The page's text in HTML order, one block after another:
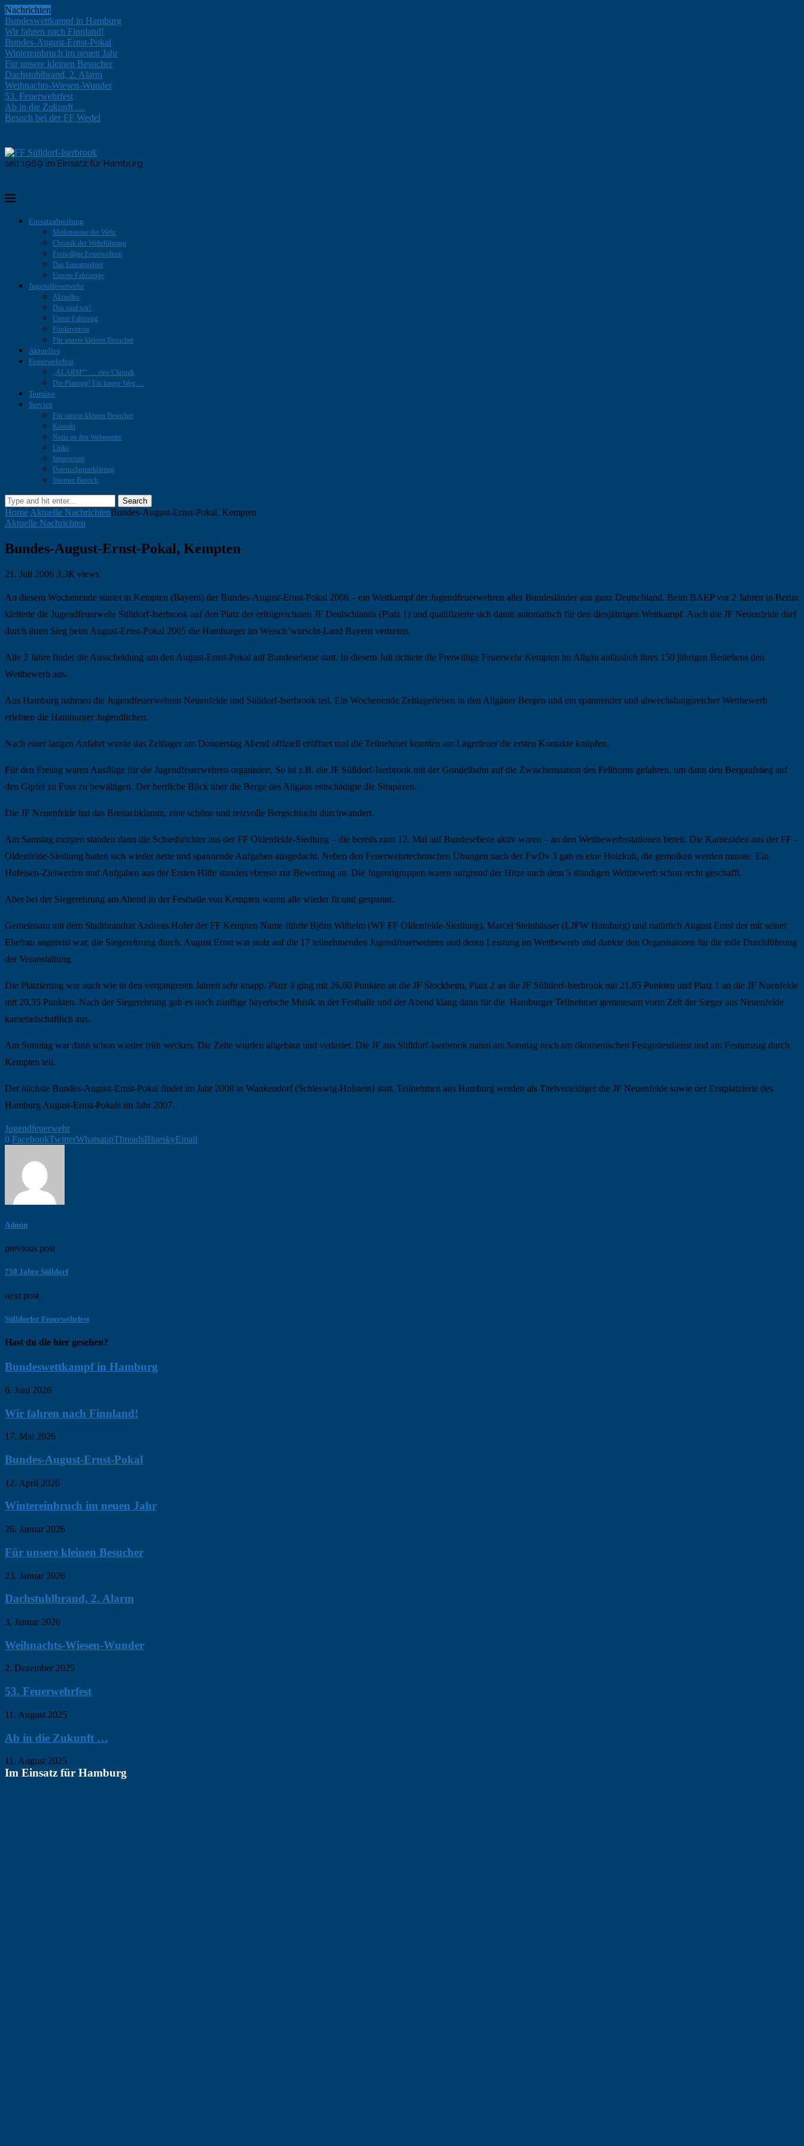
Nachrichten
Bundeswettkampf in Hamburg
Wir fahren nach Finnland!
Bundes-August-Ernst-Pokal
Wintereinbruch im neuen Jahr
Für unsere kleinen Besucher
Dachstuhlbrand, 2. Alarm
Weihnachts-Wiesen-Wunder
53. Feuerwehrfest
Ab in die Zukunft …
Besuch bei der FF Wedel
seit 1969 im Einsatz für Hamburg
Einsatzabteilung
Meilensteine der Wehr
Chronik der Wehrführung
Freiwillige Feuerwehren
Das Einsatzgebiet
Unsere Fahrzeuge
Jugendfeuerwehr
Aktuelles
Das sind wir!
Unser Fahrzeug
Förderverein
Für unsere kleinen Besucher
Aktuelles
Feuerwehrfest
„ALARM!“ … eine Chronik
Die Planung! Ein langer Weg …
Termine
Service
Für unsere kleinen Besucher
Kontakt
Notiz an den Webmaster
Links
Impressum
Datenschutzerklärung
Interner Bereich
Search
Home Aktuelle NachrichtenBundes-August-Ernst-Pokal, Kempten
Aktuelle Nachrichten
Bundes-August-Ernst-Pokal, Kempten
21. Juli 2006 3,3K views
An diesem Wochenende startet in Kempten (Bayern) der Bundes-August-Ernst-Pokal 2006 – ein Wettkampf der Jugendfeuerwehren aller Bundesländer aus ganz Deutschland. Beim BAEP vor 2 Jahren in Berlin
kletterte die Jugendfeuerwehr Sülldorf-Iserbrook auf den Platz der erfolgreichsten JF Deutschlands (Platz 1) und qualifizierte sich damit automatisch für den diesjährigen Wettkampf. Auch die JF Neuenfelde darf
durch ihren Sieg beim August-Ernst-Pokal 2005 die Hamburger im Weisch’wurscht-Land Bayern vertreten.
Alle 2 Jahre findet die Ausscheidung um den August-Ernst-Pokal auf Bundesebene statt. In diesem Juli richtete die Freiwillige Feuerwehr Kempten im Allgäu anlässlich ihres 150 jährigen Bestehens den
Wettbewerb aus.
Aus Hamburg nahmen die Jugendfeuerwehren Neuenfelde und Sülldorf-Iserbrook teil. Ein Wochenende Zeltlagerleben in den Allgäuer Bergen und ein spannender und abwechslungsreicher Wettbewerb
erlebten die Hamburger Jugendlichen.
Nach einer langen Anfahrt wurde das Zeltlager am Donnerstag Abend offiziell eröffnet und die Teilnehmer konnten am Lagerfeuer die ersten Kontakte knüpfen.
Für den Freitag waren Ausflüge für die Jugendfeuerwehren organisiert. So ist z.B. die JF Sülldorf-Iserbrook mit der Gondelbahn auf die Zwischenstation des Fellhorns gefahren, um dann den Bergaufstieg auf
den Gipfel zu Fuss zu bewältigen. Der herrliche Blick über die Berge des Allgäus entschädigte die Strapazen.
Die JF Neuenfelde hat das Breitachklamm, eine schöne und reizvolle Bergschlucht durchwandert.
Am Samstag morgen standen dann die Schiedsrichter aus der FF Oldenfelde-Siedlung – die bereits zum 12. Mal auf Bundesebene aktiv waren – an den Wettbewerbsstationen bereit. Die Kameraden aus der FF –
Oldenfelde-Siedlung hatten sich wieder nette und spannende Aufgaben ausgedacht. Neben den Feuerwehrtechnischen Übungen nach der FwDv 3 gab es eine Holzkuh, die gemolken werden musste. Ein
Hufeisen-Zielwerfen und Aufgaben aus der Ersten Hilfe standen ebenso zur Bewertung an. Die Jugendgruppen waren aufgrund der Hitze nach dem 5 stündigen Wettbewerb schon recht geschafft.
Aber bei der Siegerehrung am Abend in der Festhalle von Kempten waren alle wieder fit und gespannt.
Gemeinsam mit dem Stadtbrandrat Andreas Hofer der FF Kempten Name führte Björn Wilhelm (WF FF Oldenfelde-Siedlung), Marcel Steinhäuser (LJFW Hamburg) und natürlich August Ernst der mit seiner
Ehefrau angereist war, die Siegerehrung durch. August Ernst war stolz auf die 17 teilnehmenden Jugendfeuerwehren und deren Leistung im Wettbewerb und dankte den Organisatoren für die tolle Durchführung
der Veranstaltung.
Die Platzierung war auch wie in den vergangenen Jahren sehr knapp. Platz 3 ging mit 26,60 Punkten an die JF Stockheim, Platz 2 an die JF Sülldorf-Iserbrook mit 21,85 Punkten und Platz 1 an die JF Nuenfelde
mit 20,35 Punkten. Nach der Siegerehrung gab es noch zünftige bayerische Musik in der Festhalle und der Abend klang dann für die Hamburger Teilnehmer gemeinsam vorm Zelt der Sieger aus Neuenfelde
kameradschaftlich aus.
Am Sonntag war dann schon wieder früh wecken. Die Zelte wurden abgebaut und verlastet. Die JF aus Sülldorf-Iserbrook nahm am Sonntag noch am ökomenischen Festgottesdienst und am Festumzug durch
Kempten teil.
Der nächste Bundes-August-Ernst-Pokal findet im Jahr 2008 in Wankendorf (Schleswig-Holstein) statt. Teilnehmen aus Hamburg werden als Titelverteidiger die JF Neuenfelde sowie der Erstplatzierte des
Hamburg August-Ernst-Pokals im Jahr 2007.
Jugendfeuerwehr
0 FacebookTwitterWhatsappThreadsBlueskyEmail
Admin
previous post
750 Jahre Sülldorf
next post
Sülldorfer Feuerwehrfest
Hast du die hier gesehen?
Bundeswettkampf in Hamburg
6. Juni 2026
Wir fahren nach Finnland!
17. Mai 2026
Bundes-August-Ernst-Pokal
12. April 2026
Wintereinbruch im neuen Jahr
26. Januar 2026
Für unsere kleinen Besucher
23. Januar 2026
Dachstuhlbrand, 2. Alarm
3. Januar 2026
Weihnachts-Wiesen-Wunder
2. Dezember 2025
53. Feuerwehrfest
11. August 2025
Ab in die Zukunft …
11. August 2025
Im Einsatz für Hamburg